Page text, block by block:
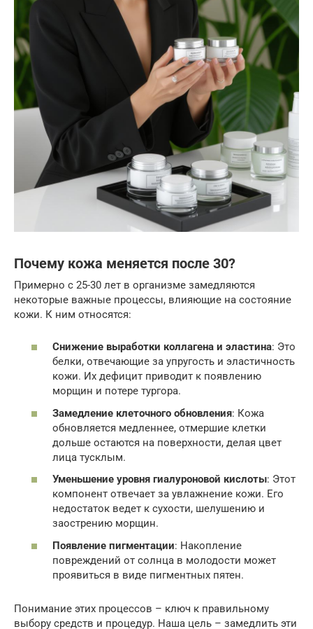
Почему кожа меняется после 30?
Примерно с 25-30 лет в организме замедляются
некоторые важные процессы, влияющие на состояние
кожи. К ним относятся:
Снижение выработки коллагена и эластина: Это
белки, отвечающие за упругость и эластичность
кожи. Их дефицит приводит к появлению
морщин и потере тургора.
Замедление клеточного обновления: Кожа
обновляется медленнее, отмершие клетки
дольше остаются на поверхности, делая цвет
лица тусклым.
Уменьшение уровня гиалуроновой кислоты: Этот
компонент отвечает за увлажнение кожи. Его
недостаток ведет к сухости, шелушению и
заострению морщин.
Появление пигментации: Накопление
повреждений от солнца в молодости может
проявиться в виде пигментных пятен.
Понимание этих процессов – ключ к правильному
выбору средств и процедур. Наша цель – замедлить эти